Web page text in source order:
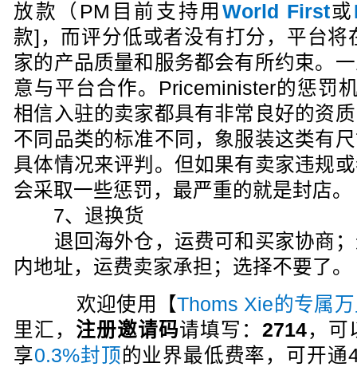
放款（PM目前支持用 World First或
款]，而评分低或者没有打分，平台
家的产品质量和服务都会有所约束。
意与平台合作。Priceminister的惩罚
相信入驻的卖家都具有非常良好的资
不同品类的标准不同，象服装这类有
具体情况来评判。但如果有卖家违规
会采取一些惩罚，最严重的就是封店。
7、退换货
退回海外仓，运费可和买家协商；
内地址，运费卖家承担；选择不要了。
欢迎使用【Thoms Xie的专属
里汇， 注册邀请码请填写： 2714，可
享0.3%封顶的业界最低费率，可开